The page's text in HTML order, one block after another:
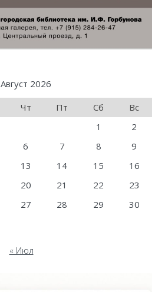
Август 2026
Чт Пт Сб
Вс
1
2
6 7 8
9
13 14 15
16
20 21 22
23
27 28 29
30
« Июл